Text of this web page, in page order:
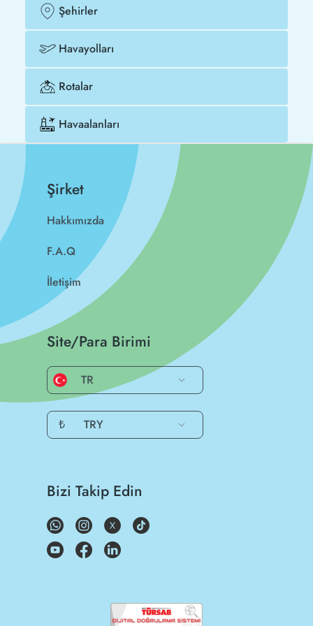
Şehirler
Havayolları
Rotalar
Havaalanları
Şirket
Hakkımızda
F.A.Q
İletişim
Site/Para Birimi
TR
₺ TRY
Bizi Takip Edin